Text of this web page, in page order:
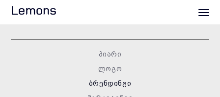
Lemons
პიარი
ლოგო
ბრენდინგი